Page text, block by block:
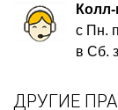
с Пн.
в Сб.
ДРУГИЕ